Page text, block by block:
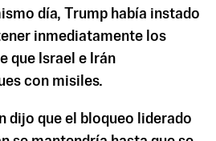
día, Trump había instado
inmediatamente los
que Israel e Irán
con misiles.
dijo que el bloqueo liderado